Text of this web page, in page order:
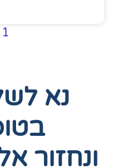
1
נא
ונחזור